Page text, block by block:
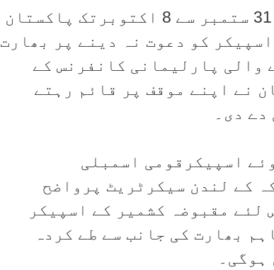
دولت مشترکہ کی پارلیمانی کانفرنس 31 ستمبر سے 8 اکتوبرتک پاکستان
کو دعوت نہ دینے پر بھارت
والی پارلیمانی کانفرنس کے
نے اپنے موقف پر قائم رہتے
دی۔
اسپیکرقومی اسمبلی
کے لندن سیکرٹریٹ پرواضح
لئے مقبوضہ کشمیر کے اسپیکر
بھارت کی جانب سے طے کردہ
ہوگی۔